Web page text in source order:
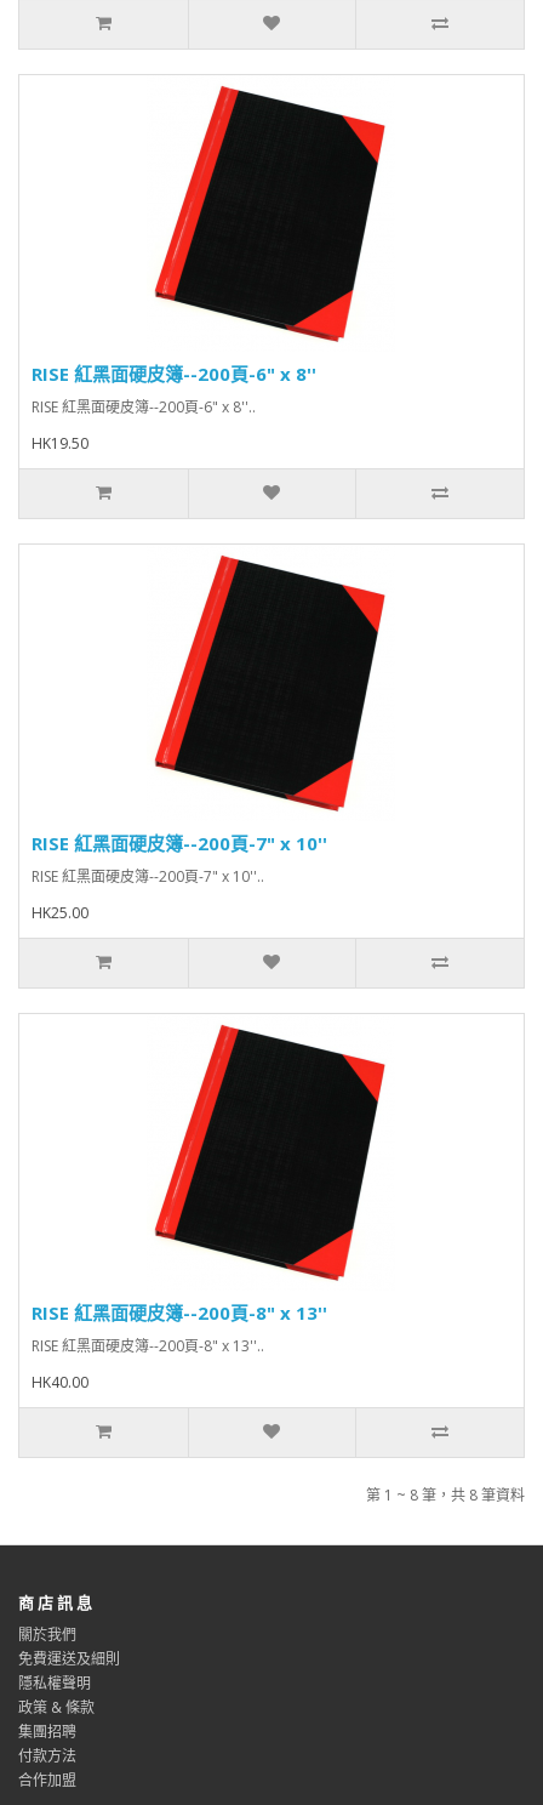
RISE 紅黑面硬皮簿--200頁-6" x 8''
RISE 紅黑面硬皮簿--200頁-6" x 8''..
HK19.50
RISE 紅黑面硬皮簿--200頁-7" x 10''
RISE 紅黑面硬皮簿--200頁-7" x 10''..
HK25.00
RISE 紅黑面硬皮簿--200頁-8" x 13''
RISE 紅黑面硬皮簿--200頁-8" x 13''..
HK40.00
第 1 ~ 8 筆，共 8 筆資料
商 店 訊 息
關於我們
免費運送及細則
隱私權聲明
政策 & 條款
集團招聘
付款方法
合作加盟